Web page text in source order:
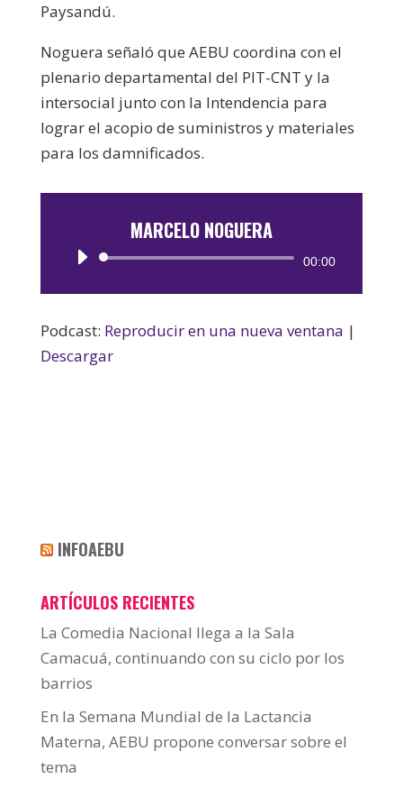
Paysandú.
Noguera señaló que AEBU coordina con el
plenario departamental del PIT-CNT y la
intersocial junto con la Intendencia para
lograr el acopio de suministros y materiales
para los damnificados.
MARCELO NOGUERA
Reproductor
00:00
Podcast: Reproducir en una nueva ventana |
Descargar
INFOAEBU
ARTÍCULOS RECIENTES
La Comedia Nacional llega a la Sala
Camacuá, continuando con su ciclo por los
barrios
En la Semana Mundial de la Lactancia
Materna, AEBU propone conversar sobre el
tema